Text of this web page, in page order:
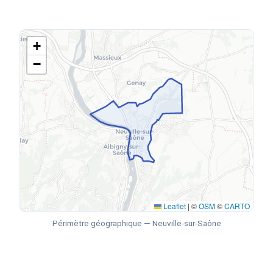
+
−
Leaflet | ©OSM©CARTO
Périmètre géographique — Neuville-sur-Saône